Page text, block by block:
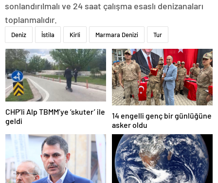
sonlandırılmalı ve 24 saat çalışma esaslı denizanaları
toplanmalıdır.
Deniz İstila Kirli Marmara Denizi Tur
CHP’li Alp TBMM’ye ‘skuter’ ile
geldi
14 engelli genç bir günlüğüne
asker oldu